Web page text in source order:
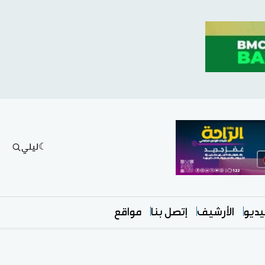
ليلي
الأرشيف إتصل بنا مواقع